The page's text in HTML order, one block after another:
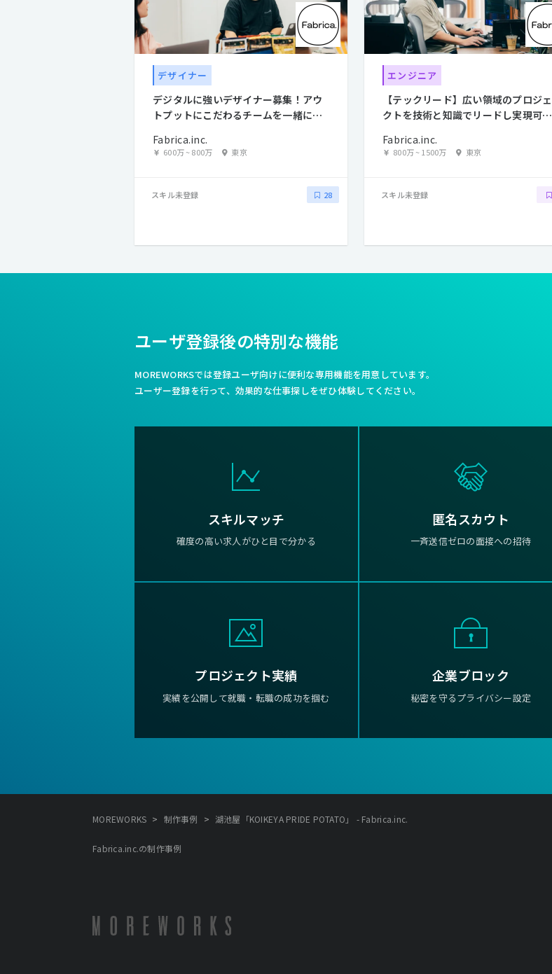
デザイナー
デジタルに強いデザイナー募集！アウ
トプットにこだわるチームを一緒に作
Fabrica.inc.
600万~800万 東京
スキル未登録 28
エンジニア
【テックリード】広い領域のプロジェ
クトを技術と知識でリードし実現可能
Fabrica.inc.
800万~1500万 東京
スキル未登録
ユーザ登録後の特別な機能
MOREWORKSでは登録ユーザ向けに便利な専用機能を用意しています。
ユーザー登録を行って、効果的な仕事探しをぜひ体験してください。
スキルマッチ
確度の高い求人がひと目で分かる
匿名スカウト
一斉送信ゼロの面接への招待
プロジェクト実績
実績を公開して就職・転職の成功を掴む
企業ブロック
秘密を守るプライバシー設定
MOREWORKS > 制作事例 > 湖池屋「KOIKEYA PRIDE POTATO」 - Fabrica.inc.
Fabrica.inc.の制作事例